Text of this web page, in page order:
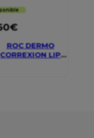
€
ROC DERMO
CORREXION LIP